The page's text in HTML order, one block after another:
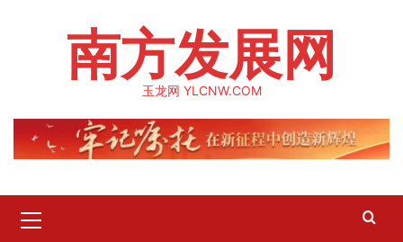
南方发展网
玉龙网 YLCNW.COM
Menu